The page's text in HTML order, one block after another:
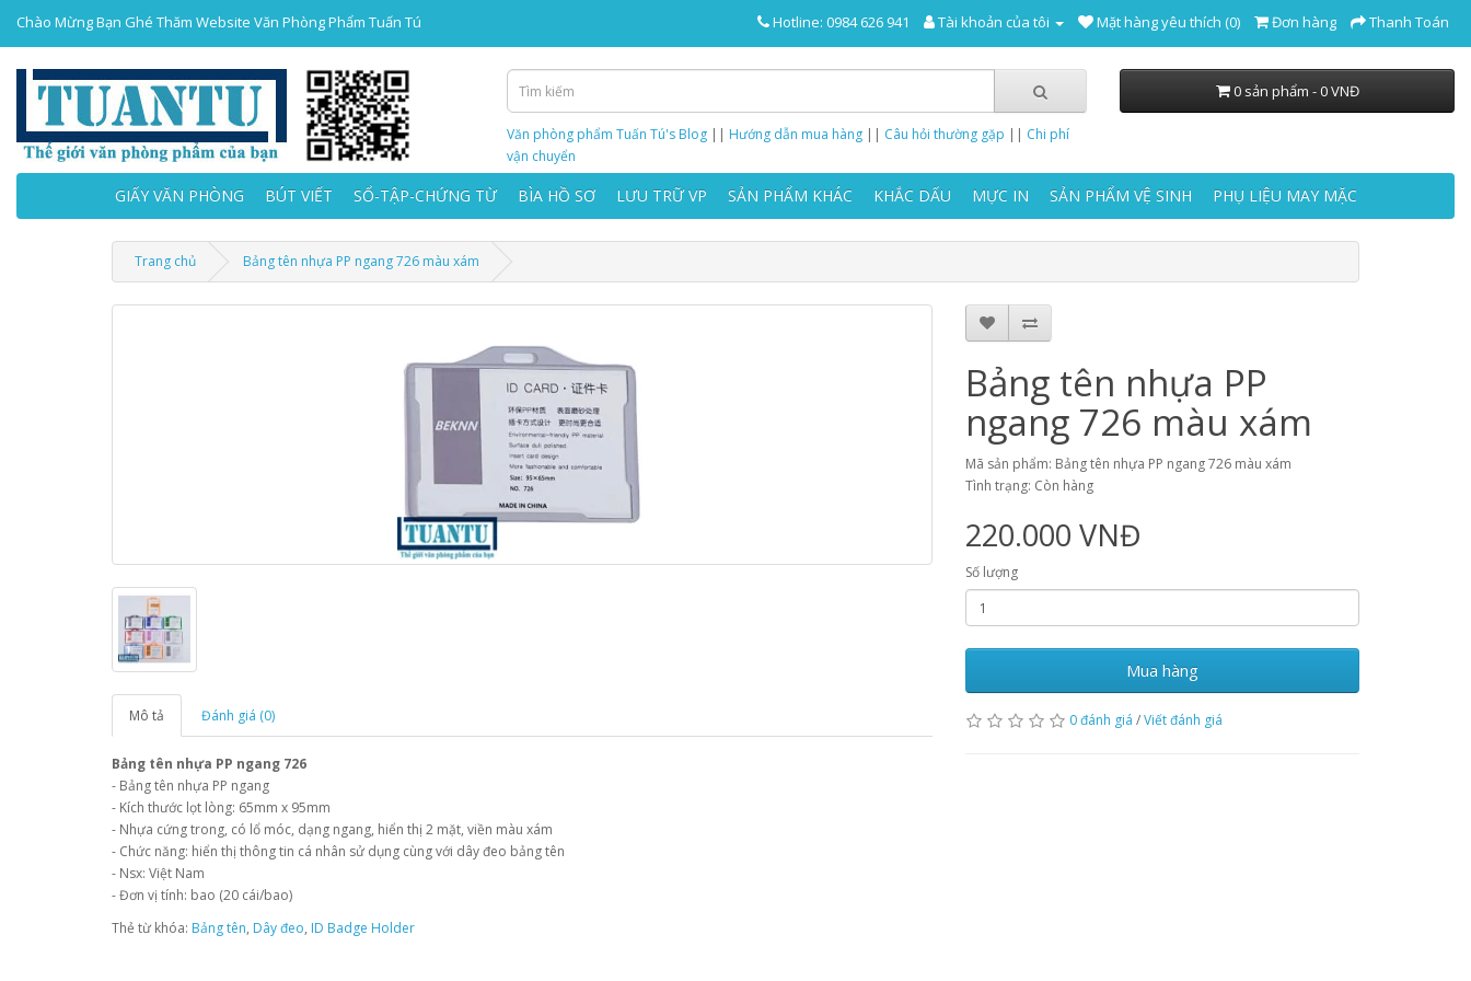
Chào Mừng Bạn Ghé Thăm Website Văn Phòng Phẩm Tuấn Tú Hotline: 0984 626 941 Tài khoản của tôi Mặt hàng yêu thích (0) Đơn hàng Thanh Toán
Văn phòng phẩm Tuấn Tú's Blog || Hướng dẫn mua hàng || Câu hỏi thường gặp || Chi phí
vận chuyển
0 sản phẩm - 0 VNĐ
GIẤY VĂN PHÒNG BÚT VIẾT SỔ-TẬP-CHỨNG TỪ BÌA HỒ SƠ LƯU TRỮ VP SẢN PHẨM KHÁC KHẮC DẤU MỰC IN SẢN PHẨM VỆ SINH PHỤ LIỆU MAY MẶC
Trang chủ Bảng tên nhựa PP ngang 726 màu xám
Mô tả Đánh giá (0)
Bảng tên nhựa PP ngang 726
- Bảng tên nhựa PP ngang
- Kích thước lọt lòng: 65mm x 95mm
- Nhựa cứng trong, có lổ móc, dạng ngang, hiển thị 2 mặt, viền màu xám
- Chức năng: hiển thị thông tin cá nhân sử dụng cùng với dây đeo bảng tên
- Nsx: Việt Nam
- Đơn vị tính: bao (20 cái/bao)
Bảng tên nhựa PP
ngang 726 màu xám
Mã sản phẩm: Bảng tên nhựa PP ngang 726 màu xám
Tình trạng: Còn hàng
220.000 VNĐ
Số lượng
Mua hàng
0 đánh giá /Viết đánh giá
Thẻ từ khóa: Bảng tên, Dây đeo, ID Badge Holder